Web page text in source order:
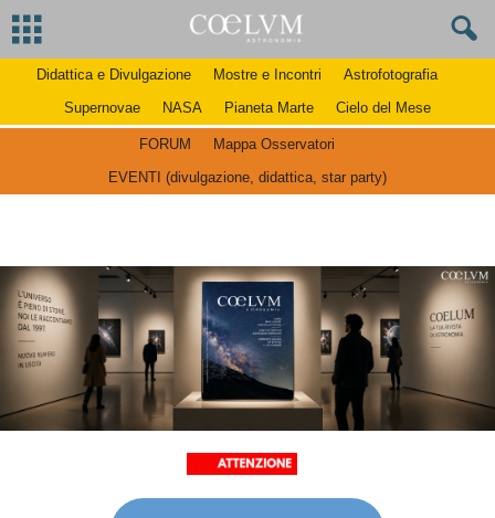
Didattica e Divulgazione Mostre e Incontri
Astrofotografia
Supernovae
NASA Pianeta Marte Cielo del Mese
FORUM
Mappa Osservatori
EVENTI (divulgazione, didattica, star party)